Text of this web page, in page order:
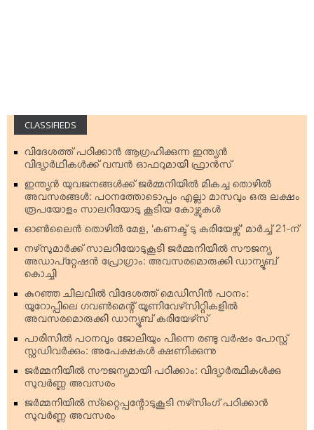
CLASSIFIEDS
വിദേശത്ത് പഠിക്കാന്‍ ആഗ്രഹിക്കുന്ന ഇന്ത്യന്‍
വിദ്യാര്‍ഥികള്‍ക്ക് വമ്പന്‍ ഓഫറുമായി ഫ്രാന്‍സ്
ഇന്ത്യന്‍ യുവജനങ്ങള്‍ക്ക് ജര്‍മ്മനിയില്‍ മികച്ച തൊഴില്‍
അവസരങ്ങള്‍: പഠനത്തോടൊപ്പം എല്ലാ മാസവും ഒരു ലക്ഷം
രൂപയോളം സാലറിയോടു കൂടിയ കോഴ്സുകള്‍
ഓണ്‍ലൈന്‍ തൊഴില്‍ മേള, ‘കണക്ട് ടു കരിയേഴ്സ്’ മാര്‍ച്ച് 21-ന്
നഴ്‌സുമാര്‍ക്ക് സാലറിയോടുകൂടി ജര്‍മ്മനിയില്‍ സൗജന്യ
അഡാപ്റ്റേഷന്‍ പ്രോഗ്രാം: അവസരമൊരുക്കി ഡാന്യൂബ്
കൊച്ചി
കുറഞ്ഞ ചിലവില്‍ വിദേശത്ത് മെഡിസിന്‍ പഠനം:
യൂറോപ്പിലെ ഗവണ്‍മെന്റ് യൂണിവേഴ്‌സിറ്റികളില്‍
അവസരമൊരുക്കി ഡാന്യൂബ് കരിയേഴ്‌സ്
പാരിസില്‍ പഠനവും ജോലിയും പിന്നെ രണ്ടു വര്‍ഷം പോസ്റ്റ്
സ്റ്റഡിവര്‍ക്കും: അപേക്ഷകള്‍ ക്ഷണിക്കുന്നു
ജര്‍മ്മനിയില്‍ സൗജന്യമായി പഠിക്കാം: വിദ്യാര്‍ത്ഥികള്‍ക്കു
സുവര്‍ണ്ണ അവസരം
ജര്‍മ്മനിയില്‍ സ്‌റ്റൈപ്പന്റോടുകൂടി നഴ്‌സിംഗ് പഠിക്കാന്‍
സുവര്‍ണ്ണ അവസരം